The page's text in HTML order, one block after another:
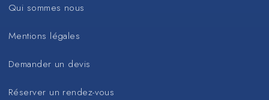
Qui sommes nous
Mentions légales
Demander un devis
Réserver un rendez-vous